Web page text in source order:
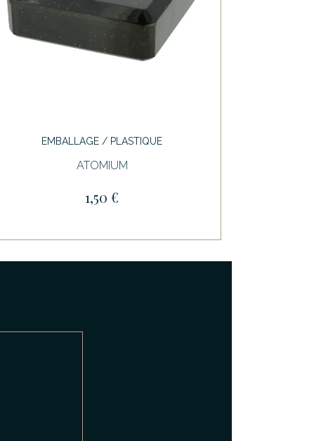
EMBALLAGE / PLASTIQUE
ATOMIUM
1,50 €